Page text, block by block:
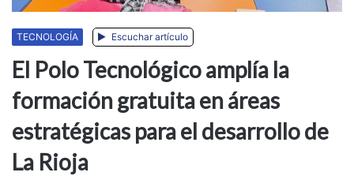
TECNOLOGÍA Escuchar artículo
El Polo Tecnológico amplía la
formación gratuita en áreas
estratégicas para el desarrollo de
La Rioja